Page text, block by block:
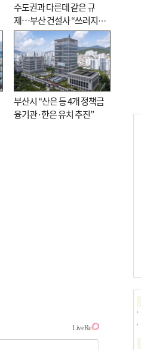
수도권과 다른데 같은 규
제…부산 건설사 “쓰러지기
직전”
부산시 “산은 등 4개 정책금
융기관·한은 유치 추진”